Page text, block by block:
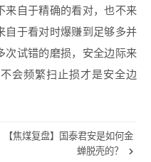
来自于精确的看对，也不来
自于看对时爆赚到足够多并
次试错的磨损，安全边际来
会频繁扫止损才是安全边
【焦煤复盘】国泰君安是如何金
蝉脱壳的？